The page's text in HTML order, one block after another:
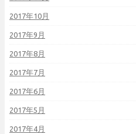
2017年10月
2017年9月
2017年8月
2017年7月
2017年6月
2017年5月
2017年4月